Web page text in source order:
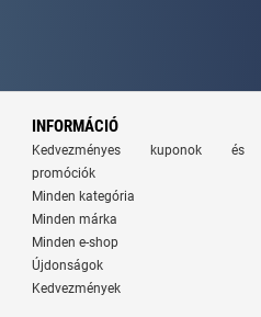
INFORMÁCIÓ
Kedvezményes kuponok és
promóciók
Minden kategória
Minden márka
Minden e-shop
Újdonságok
Kedvezmények